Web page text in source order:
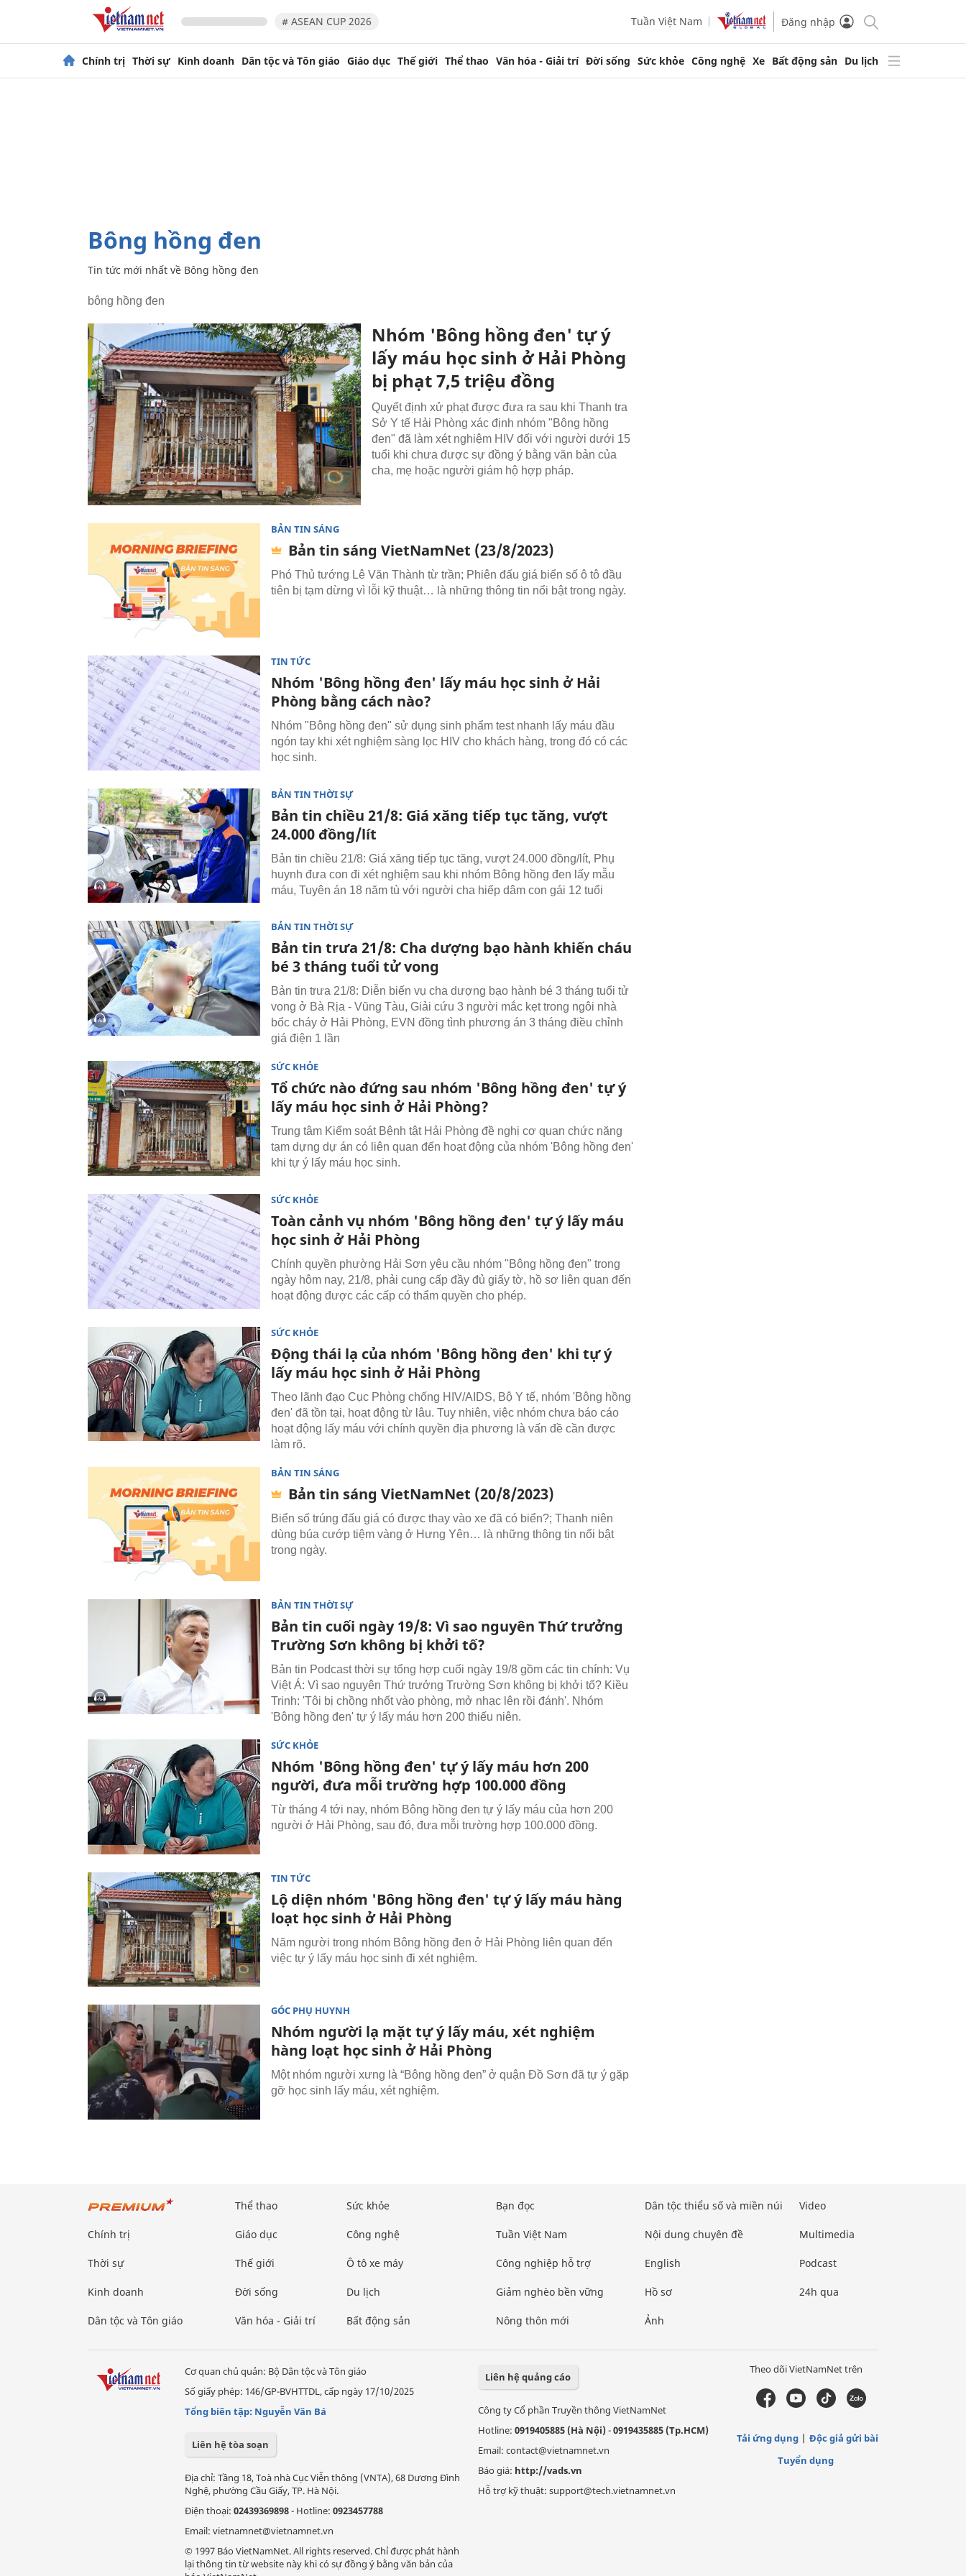
# ASEAN CUP 2026 Tuần Việt Nam Đăng nhập
Chính trị Thời sự Kinh doanh Dân tộc và Tôn giáo Giáo dục Thế giới Thể thao Văn hóa - Giải trí Đời sống Sức khỏe Công nghệ Xe Bất động sản Du lịch
Bông hồng đen
Tin tức mới nhất về Bông hồng đen
bông hồng đen
Nhóm 'Bông hồng đen' tự ý
lấy máu học sinh ở Hải Phòng
bị phạt 7,5 triệu đồng
Quyết định xử phạt được đưa ra sau khi Thanh tra
Sở Y tế Hải Phòng xác định nhóm "Bông hồng
đen" đã làm xét nghiệm HIV đối với người dưới 15
tuổi khi chưa được sự đồng ý bằng văn bản của
cha, mẹ hoặc người giám hộ hợp pháp.
BẢN TIN SÁNG
Bản tin sáng VietNamNet (23/8/2023)
Phó Thủ tướng Lê Văn Thành từ trần; Phiên đấu giá biển số ô tô đầu
tiên bị tạm dừng vì lỗi kỹ thuật… là những thông tin nổi bật trong ngày.
TIN TỨC
Nhóm 'Bông hồng đen' lấy máu học sinh ở Hải
Phòng bằng cách nào?
Nhóm "Bông hồng đen" sử dụng sinh phẩm test nhanh lấy máu đầu
ngón tay khi xét nghiệm sàng lọc HIV cho khách hàng, trong đó có các
học sinh.
BẢN TIN THỜI SỰ
Bản tin chiều 21/8: Giá xăng tiếp tục tăng, vượt
24.000 đồng/lít
Bản tin chiều 21/8: Giá xăng tiếp tục tăng, vượt 24.000 đồng/lít, Phụ
huynh đưa con đi xét nghiệm sau khi nhóm Bông hồng đen lấy mẫu
máu, Tuyên án 18 năm tù với người cha hiếp dâm con gái 12 tuổi
BẢN TIN THỜI SỰ
Bản tin trưa 21/8: Cha dượng bạo hành khiến cháu
bé 3 tháng tuổi tử vong
Bản tin trưa 21/8: Diễn biến vụ cha dượng bạo hành bé 3 tháng tuổi tử
vong ở Bà Rịa - Vũng Tàu, Giải cứu 3 người mắc kẹt trong ngôi nhà
bốc cháy ở Hải Phòng, EVN đồng tình phương án 3 tháng điều chỉnh
giá điện 1 lần
SỨC KHỎE
Tổ chức nào đứng sau nhóm 'Bông hồng đen' tự ý
lấy máu học sinh ở Hải Phòng?
Trung tâm Kiểm soát Bệnh tật Hải Phòng đề nghị cơ quan chức năng
tạm dựng dự án có liên quan đến hoạt động của nhóm 'Bông hồng đen'
khi tự ý lấy máu học sinh.
SỨC KHỎE
Toàn cảnh vụ nhóm 'Bông hồng đen' tự ý lấy máu
học sinh ở Hải Phòng
Chính quyền phường Hải Sơn yêu cầu nhóm "Bông hồng đen" trong
ngày hôm nay, 21/8, phải cung cấp đầy đủ giấy tờ, hồ sơ liên quan đến
hoạt động được các cấp có thẩm quyền cho phép.
SỨC KHỎE
Động thái lạ của nhóm 'Bông hồng đen' khi tự ý
lấy máu học sinh ở Hải Phòng
Theo lãnh đạo Cục Phòng chống HIV/AIDS, Bộ Y tế, nhóm 'Bông hồng
đen' đã tồn tại, hoạt động từ lâu. Tuy nhiên, việc nhóm chưa báo cáo
hoạt động lấy máu với chính quyền địa phương là vấn đề cần được
làm rõ.
BẢN TIN SÁNG
Bản tin sáng VietNamNet (20/8/2023)
Biển số trúng đấu giá có được thay vào xe đã có biển?; Thanh niên
dùng búa cướp tiệm vàng ở Hưng Yên… là những thông tin nổi bật
trong ngày.
BẢN TIN THỜI SỰ
Bản tin cuối ngày 19/8: Vì sao nguyên Thứ trưởng
Trường Sơn không bị khởi tố?
Bản tin Podcast thời sự tổng hợp cuối ngày 19/8 gồm các tin chính: Vụ
Việt Á: Vì sao nguyên Thứ trưởng Trường Sơn không bị khởi tố? Kiều
Trinh: 'Tôi bị chồng nhốt vào phòng, mở nhạc lên rồi đánh'. Nhóm
'Bông hồng đen' tự ý lấy máu hơn 200 thiếu niên.
SỨC KHỎE
Nhóm 'Bông hồng đen' tự ý lấy máu hơn 200
người, đưa mỗi trường hợp 100.000 đồng
Từ tháng 4 tới nay, nhóm Bông hồng đen tự ý lấy máu của hơn 200
người ở Hải Phòng, sau đó, đưa mỗi trường hợp 100.000 đồng.
TIN TỨC
Lộ diện nhóm 'Bông hồng đen' tự ý lấy máu hàng
loạt học sinh ở Hải Phòng
Năm người trong nhóm Bông hồng đen ở Hải Phòng liên quan đến
việc tự ý lấy máu học sinh đi xét nghiệm.
GÓC PHỤ HUYNH
Nhóm người lạ mặt tự ý lấy máu, xét nghiệm
hàng loạt học sinh ở Hải Phòng
Một nhóm người xưng là “Bông hồng đen” ở quận Đồ Sơn đã tự ý gặp
gỡ học sinh lấy máu, xét nghiệm.
Chính trị
Thời sự
Kinh doanh
Dân tộc và Tôn giáo
Thể thao
Giáo dục
Thế giới
Đời sống
Văn hóa - Giải trí
Sức khỏe
Công nghệ
Ô tô xe máy
Du lịch
Bất động sản
Bạn đọc
Tuần Việt Nam
Công nghiệp hỗ trợ
Giảm nghèo bền vững
Nông thôn mới
Dân tộc thiểu số và miền núi
Nội dung chuyên đề
English
Hồ sơ
Ảnh
Video
Multimedia
Podcast
24h qua
Cơ quan chủ quản: Bộ Dân tộc và Tôn giáo
Số giấy phép: 146/GP-BVHTTDL, cấp ngày 17/10/2025
Tổng biên tập: Nguyễn Văn Bá
Liên hệ tòa soạn
Địa chỉ: Tầng 18, Toà nhà Cục Viễn thông (VNTA), 68 Dương Đình
Nghệ, phường Cầu Giấy, TP. Hà Nội.
Điện thoại: 02439369898- Hotline: 0923457788
Email: vietnamnet@vietnamnet.vn
© 1997 Báo VietNamNet. All rights reserved. Chỉ được phát hành
lại thông tin từ website này khi có sự đồng ý bằng văn bản của
Liên hệ quảng cáo
Công ty Cổ phần Truyền thông VietNamNet
Hotline: 0919405885 (Hà Nội)-0919435885 (Tp.HCM)
Email: contact@vietnamnet.vn
Báo giá: http://vads.vn
Hỗ trợ kỹ thuật: support@tech.vietnamnet.vn
Theo dõi VietNamNet trên
Tải ứng dụng
Độc giả gửi bài
Tuyển dụng